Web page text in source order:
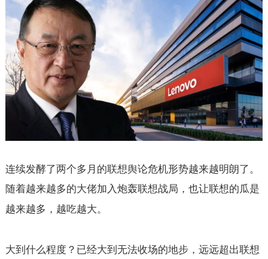
连续发酵了两个多月的联想舆论危机形势越来越明朗了。
随着越来越多的大佬加入炮轰联想战局，也让联想的瓜是
越来越多，越吃越大。
大到什么程度？已经大到无法收场的地步，远远超出联想